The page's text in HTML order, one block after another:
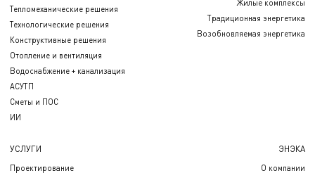
Тепломеханические решения
Технологические решения
Конструктивные решения
Отопление и вентиляция
Водоснабжение + канализация
АСУТП
Сметы и ПОС
ИИ
Жилые комплексы
Традиционная энергетика
Возобновляемая энергетика
УСЛУГИ
Проектирование
ЭНЭКА
О компании